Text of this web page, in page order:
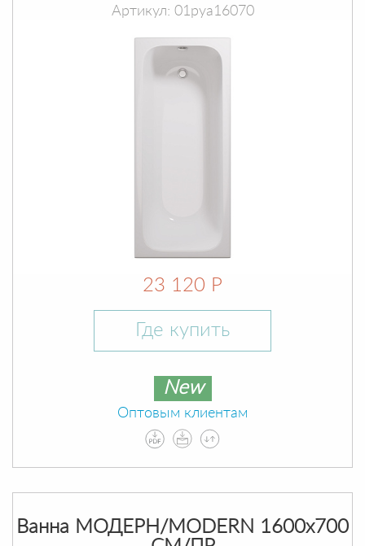
Артикул: 01руа16070
23 120 Р
Где купить
New
Оптовым клиентам
Ванна МОДЕРН/MODERN 1600х700